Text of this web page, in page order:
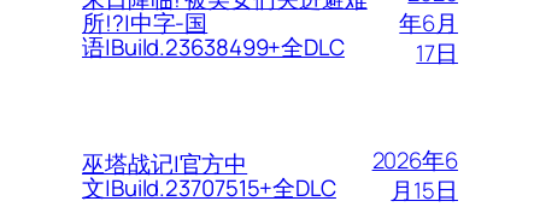
所!?|中字-国
语|Build.23638499+全DLC
年6月
17日
巫塔战记|官方中
文|Build.23707515+全DLC
2026年6
月15日